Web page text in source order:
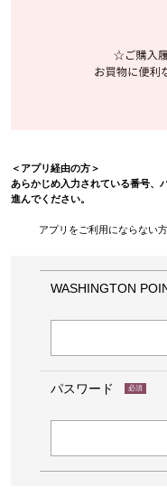
＜アプリ経由の方＞
あらかじめ入力されている番号、
進んでください。
アプリをご利用にならない
WASHINGTON
パスワード